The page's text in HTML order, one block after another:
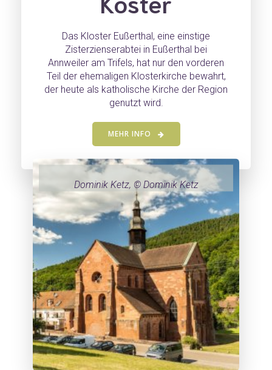
Das Kloster Eußerthal, eine einstige
Zisterzienserabtei in Eußerthal bei
Annweiler am Trifels, hat nur den vorderen
Teil der ehemaligen Klosterkirche bewahrt,
der heute als katholische Kirche der Region
genutzt wird.
MEHR INFO
Dominik Ketz, © Dominik Ketz